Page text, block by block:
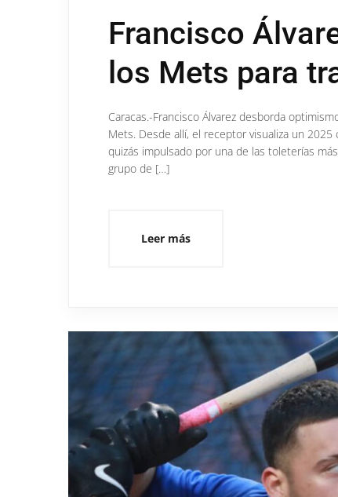
Francisco
los Mets para
Caracas.-Francisco Álvarez desborda
Mets. Desde allí, el receptor visualiza un
quizás impulsado por una de las toleterías
grupo de […]
Leer más